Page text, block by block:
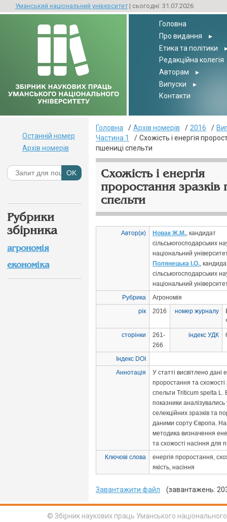
Уманський національний університет| сьогодні: 31.07.2026
Головна
Про видання
▸
Етика та політики
Редакційна колегія
Авторам
▸
Випуски
▸
Контакти
Головна Архів номерів 2016
Частина 1
Схожість і енергія
пшениці спельти
Схожість і енергія
проростання зразків
спельти
Автор(и) Новак Ж.М., кандидат
сільськогосподарських
національний
Полянецька І.О.,
сільськогосподарських
національний
Рубрика
Агрономія
рік
2016 номер журналу
сторінки
261-
266
індекс УДК
Індекс DOI
Аннотація
У статті висвітлено дані
проростання та схожості
спельти Triticum spelta L.
показники
селекційних зразків та
даними сорту Європа.
методика визначення
та схожості насіння для
Ключові слова
енергія проростання,
якість, насіння
Завантажити файл (завантажень:
Останній номер
Архів номерів
Рубрики
збірника
агрономія
економіка
© Збірник наукових праць Уманського